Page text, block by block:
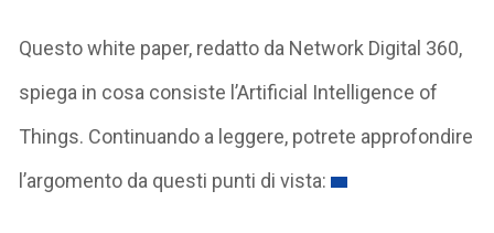
Questo white paper, redatto da Network Digital 360,
spiega in cosa consiste l’Artificial Intelligence of
Things. Continuando a leggere, potrete approfondire
l’argomento da questi punti di vista: